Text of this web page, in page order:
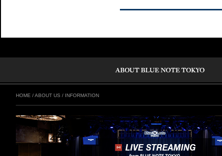
HOME /ABOUT US / INFORMATION